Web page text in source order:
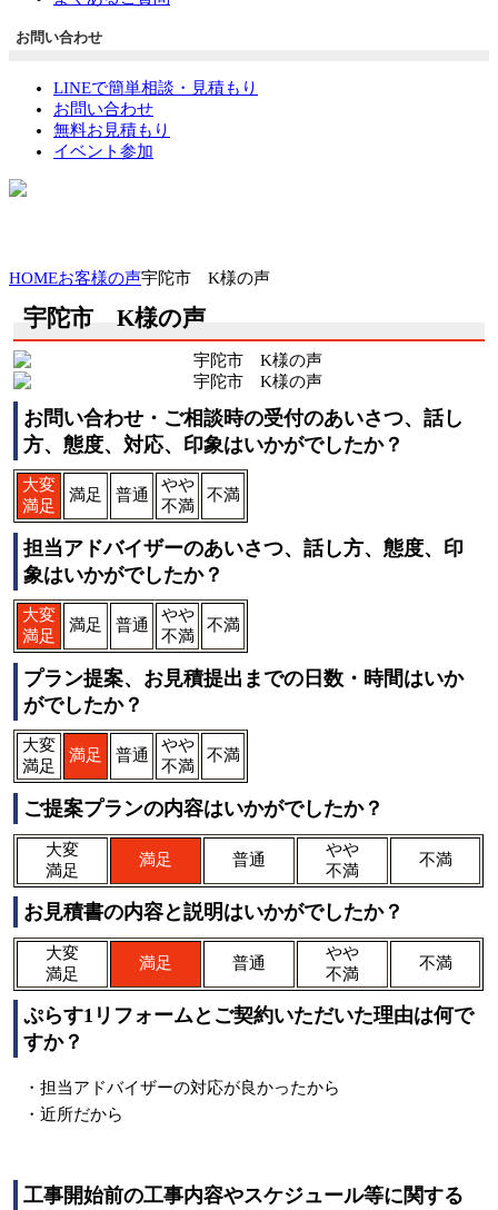
お問い合わせ
LINEで簡単相談・見積もり
お問い合わせ
無料お見積もり
イベント参加
HOMEお客様の声宇陀市 K様の声
宇陀市 K様の声
お問い合わせ・ご相談時の受付のあいさつ、話し
方、態度、対応、印象はいかがでしたか？
大変
満足
満足 普通
やや
不満
不満
担当アドバイザーのあいさつ、話し方、態度、印
象はいかがでしたか？
大変
満足
満足 普通
やや
不満
不満
プラン提案、お見積提出までの日数・時間はいか
がでしたか？
大変
満足
満足 普通
やや
不満
不満
ご提案プランの内容はいかがでしたか？
大変
満足
満足 普通
やや
不満
不満
お見積書の内容と説明はいかがでしたか？
大変
満足
満足 普通
やや
不満
不満
ぷらす1リフォームとご契約いただいた理由は何で
すか？
・担当アドバイザーの対応が良かったから
・近所だから
工事開始前の工事内容やスケジュール等に関する